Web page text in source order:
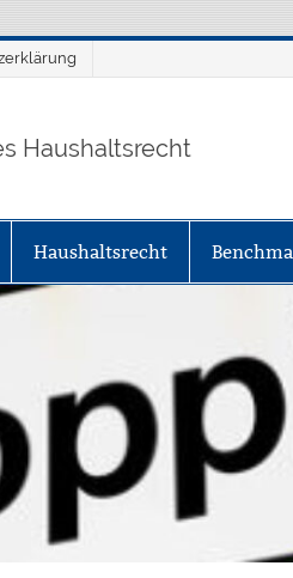
Haushaltsrecht
Haushaltsrecht